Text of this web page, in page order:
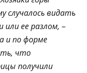
случалось видать
ее разлом, –
и по форме
что
получили